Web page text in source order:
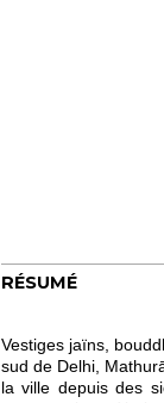
RÉSUMÉ
Vestiges jaïns,
sud de Delhi,
la ville depuis des